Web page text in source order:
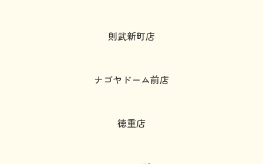
則武新町店
ナゴヤドーム前店
徳重店